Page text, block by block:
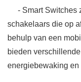
- Smart Switches
schakelaars die op
behulp van een
bieden
energiebewaking en